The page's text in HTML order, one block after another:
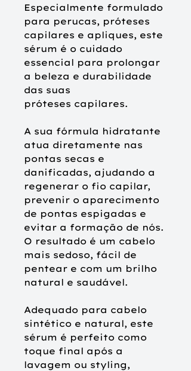
Especialmente formulado
para perucas, próteses
capilares e apliques, este
sérum é o cuidado
essencial para prolongar
a beleza e durabilidade
das suas
próteses capilares.
A sua fórmula hidratante
atua diretamente nas
pontas secas e
danificadas, ajudando a
regenerar o fio capilar,
prevenir o aparecimento
de pontas espigadas e
evitar a formação de nós.
O resultado é um cabelo
mais sedoso, fácil de
pentear e com um brilho
natural e saudável.
Adequado para cabelo
sintético e natural, este
sérum é perfeito como
toque final após a
lavagem ou styling,